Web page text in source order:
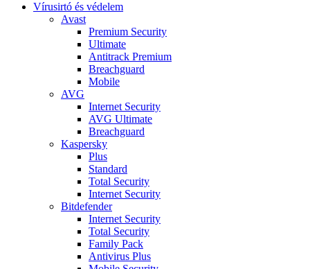
Vírusirtó és védelem
Avast
Premium Security
Ultimate
Antitrack Premium
Breachguard
Mobile
AVG
Internet Security
AVG Ultimate
Breachguard
Kaspersky
Plus
Standard
Total Security
Internet Security
Bitdefender
Internet Security
Total Security
Family Pack
Antivirus Plus